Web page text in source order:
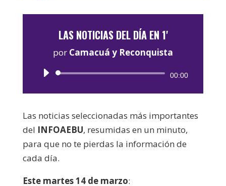
LAS NOTICIAS DEL DÍA EN 1'
por Camacuá y Reconquista
Reproductor
00:00
Las noticias seleccionadas más importantes
del INFOAEBU, resumidas en un minuto,
para que no te pierdas la información de
cada día.
Este martes 14 de marzo: